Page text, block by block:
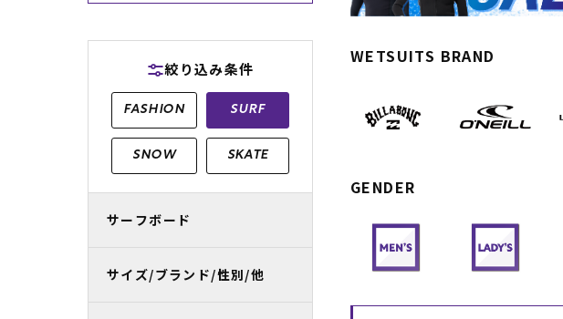
バッグ
メンズ水着
レディースラッシュガード
ボディーボード
GO ボディーボード
スノーボードゴーグル
キッズスノーボードセット
スノーボード レンタル
中古/アウトレット スノーウェア
GO スケートセット
WETSUITS BRAND
GENDER
絞り込み条件
FASHION SURF
SNOW SKATE
サーフボード
サイズ/ブランド/性別/他